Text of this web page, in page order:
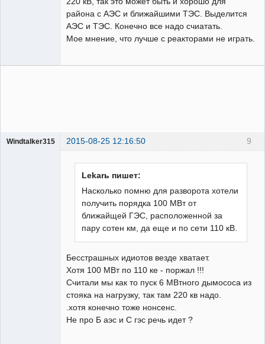
района с АЭС и ближайшими ТЭС. Выделится
АЭС и ТЭС. Конечно все надо счиатать.
Мое мнение, что лучше с реакторами не играть.
9
Windtalker315 2015-08-25 12:16:50
Lekarь пишет:
Насколько помню для разворота хотели
получить порядка 100 МВт от
ближайщей ГЭС, расположенной за
пару сотен км, да еще и по сети 110 кВ.
Бесстрашных идиотов везде хватает.
Хотя 100 МВт по 110 ке - поржал !!!
Считали мы как то пуск 6 МВтного дымососа из
стояка на нагрузку, так там 220 кв надо.
.хотя конечно тоже нонсенс.
Не про Б аэс и С гэс речь идет ?